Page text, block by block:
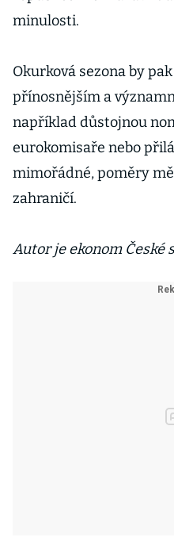
minulosti.
Okurková sezona by
přínosnějším a
například důstojnou
eurokomisaře nebo
mimořádné, poměry
zahraničí.
Autor je ekonom České